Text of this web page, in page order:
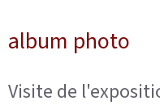
album photo
Visite de